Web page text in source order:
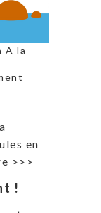
A la
en
>>>
!